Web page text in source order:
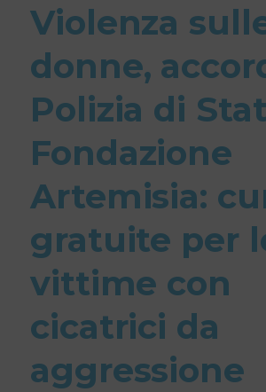
Violenza
donne,
Polizia di
Fondazione
Artemisia:
gratuite per
vittime con
cicatrici da
aggressione